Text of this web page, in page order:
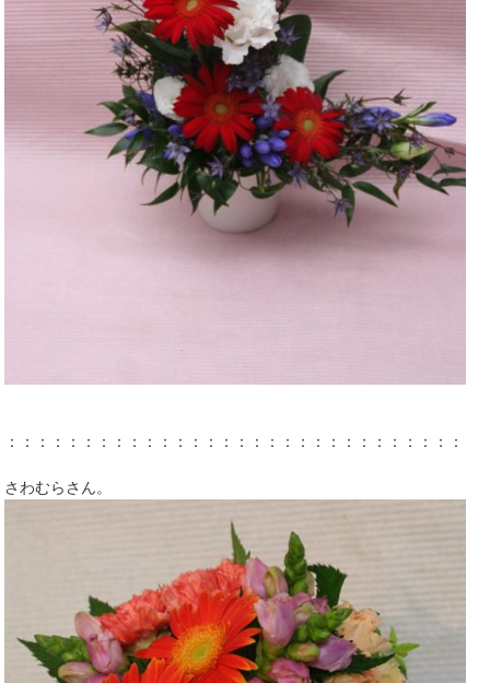
：：：：：：：：：：：：：：：：：：：：：：：：：：：：：：
さわむらさん。